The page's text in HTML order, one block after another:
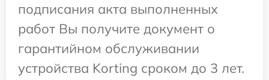
подписания акта выполненных
работ Вы получите документ о
гарантийном обслуживании
устройства Korting сроком до 3 лет.